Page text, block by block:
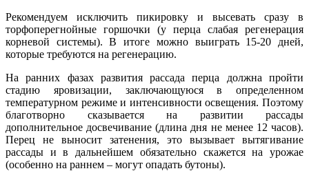
Рекомендуем исключить пикировку и высевать сразу в
торфоперегнойные горшочки (у перца слабая регенерация
корневой системы). В итоге можно выиграть 15-20 дней,
которые требуются на регенерацию.
На ранних фазах развития рассада перца должна пройти
стадию яровизации, заключающуюся в определенном
температурном режиме и интенсивности освещения. Поэтому
благотворно сказывается на развитии рассады
дополнительное досвечивание (длина дня не менее 12 часов).
Перец не выносит затенения, это вызывает вытягивание
рассады и в дальнейшем обязательно скажется на урожае
(особенно на раннем – могут опадать бутоны).